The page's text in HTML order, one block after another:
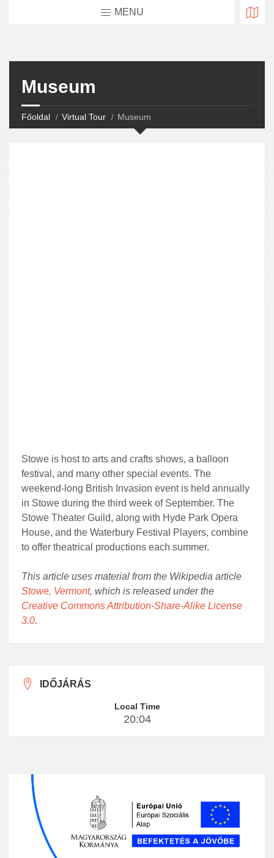
MENU
Museum
Főoldal Virtual Tour Museum
Stowe is host to arts and crafts shows, a balloon
festival, and many other special events. The
weekend-long British Invasion event is held annually
in Stowe during the third week of September. The
Stowe Theater Guild, along with Hyde Park Opera
House, and the Waterbury Festival Players, combine
to offer theatrical productions each summer.
This article uses material from the Wikipedia article
Stowe, Vermont, which is released under the
Creative Commons Attribution-Share-Alike License
3.0.
IDŐJÁRÁS
Local Time
20:04